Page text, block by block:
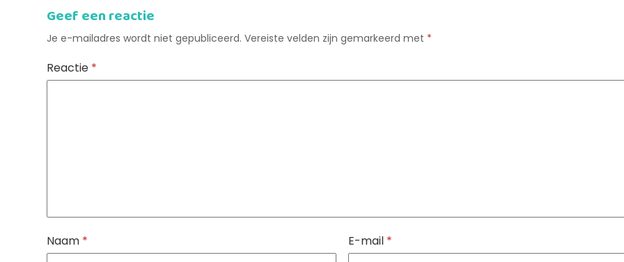
Geef een reactie
Je e-mailadres wordt niet gepubliceerd. Vereiste velden zijn gemarkeerd met *
Reactie *
Naam * E-mail *